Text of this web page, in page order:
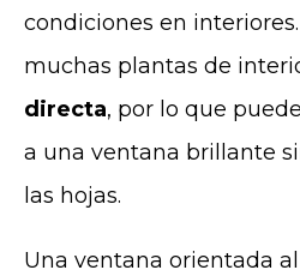
condiciones en
muchas plantas de
directa, por lo que
a una ventana brillante
las hojas.
Una ventana orientada